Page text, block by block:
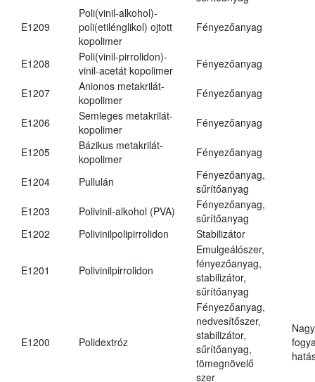
E1209
Poli(vinil-alkohol)-
poli(etilénglikol) ojtott
kopolimer
Fényezőanyag
E1208
Poli(vinil-pirrolidon)-
vinil-acetát kopolimer
Fényezőanyag
E1207
Anionos metakrilát-
kopolimer
Fényezőanyag
E1206
Semleges metakrilát-
kopolimer
Fényezőanyag
E1205
Bázikus metakrilát-
kopolimer
Fényezőanyag
E1204 Pullulán
Fényezőanyag,
sűrítőanyag
E1203
Polivinil-alkohol (PVA)
Fényezőanyag,
sűrítőanyag
E1202
Polivinilpolipirrolidon Stabilizátor
E1201 Polivinilpirrolidon
Emulgeálószer,
fényezőanyag,
stabilizátor,
sűrítőanyag
E1200 Polidextróz
Fényezőanyag,
nedvesítőszer,
stabilizátor,
sűrítőanyag,
tömegnövelő
szer